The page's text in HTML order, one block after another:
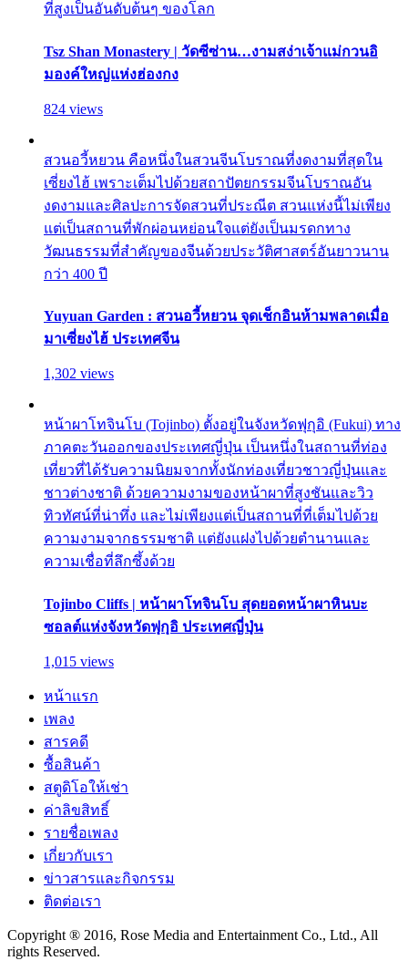
ที่สูงเป็นอันดับต้นๆ ของโลก
Tsz Shan Monastery | วัดซีซ่าน…งามสง่าเจ้าแม่กวนอิ
มองค์ใหญ่แห่งฮ่องกง
824 views
สวนอวี้หยวน คือหนึ่งในสวนจีนโบราณที่งดงามที่สุดใน
เซี่ยงไฮ้ เพราะเต็มไปด้วยสถาปัตยกรรมจีนโบราณอัน
งดงามและศิลปะการจัดสวนที่ประณีต สวนแห่งนี้ไม่เพียง
แต่เป็นสถานที่พักผ่อนหย่อนใจแต่ยังเป็นมรดกทาง
วัฒนธรรมที่สำคัญของจีนด้วยประวัติศาสตร์อันยาวนาน
กว่า 400 ปี
Yuyuan Garden : สวนอวี้หยวน จุดเช็กอินห้ามพลาดเมื่อ
มาเซี่ยงไฮ้ ประเทศจีน
1,302 views
หน้าผาโทจินโบ (Tojinbo) ตั้งอยู่ในจังหวัดฟุกุอิ (Fukui) ทาง
ภาคตะวันออกของประเทศญี่ปุ่น เป็นหนึ่งในสถานที่ท่อง
เที่ยวที่ได้รับความนิยมจากทั้งนักท่องเที่ยวชาวญี่ปุ่นและ
ชาวต่างชาติ ด้วยความงามของหน้าผาที่สูงชันและวิว
ทิวทัศน์ที่น่าทึ่ง และไม่เพียงแต่เป็นสถานที่ที่เต็มไปด้วย
ความงามจากธรรมชาติ แต่ยังแฝงไปด้วยตำนานและ
ความเชื่อที่ลึกซึ้งด้วย
Tojinbo Cliffs | หน้าผาโทจินโบ สุดยอดหน้าผาหินบะ
ซอลต์แห่งจังหวัดฟุกุอิ ประเทศญี่ปุ่น
1,015 views
หน้าแรก
เพลง
สารคดี
ซื้อสินค้า
สตูดิโอให้เช่า
ค่าลิขสิทธิ์
รายชื่อเพลง
เกี่ยวกับเรา
ข่าวสารและกิจกรรม
ติดต่อเรา
Copyright ® 2016, Rose Media and Entertainment Co., Ltd., All
rights Reserved.